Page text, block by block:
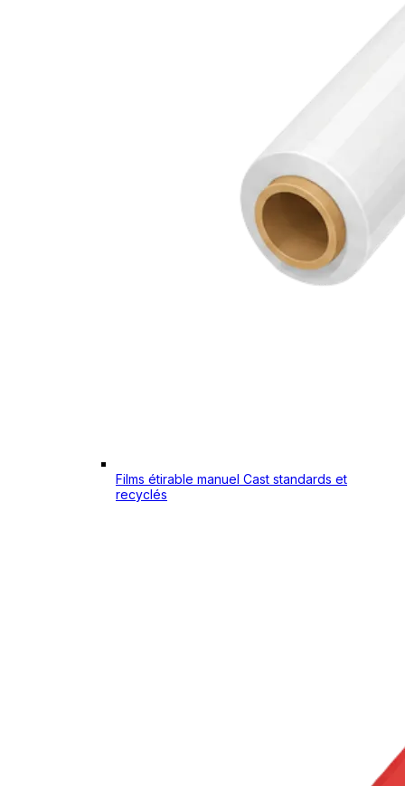
Films étirable manuel Cast standards et
recyclés